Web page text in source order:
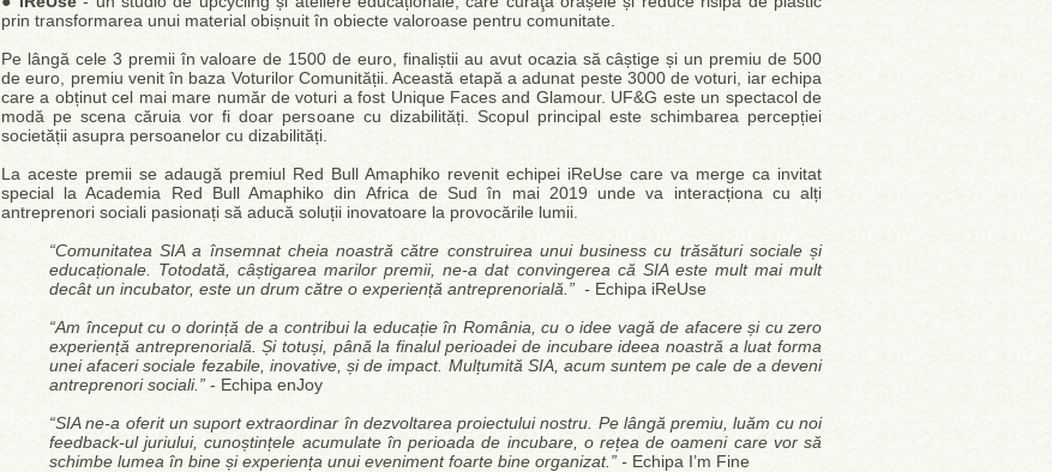
prin transformarea unui material obișnuit în obiecte valoroase pentru comunitate.
Pe lângă cele 3 premii în valoare de 1500 de euro, finaliștii au avut ocazia să câștige și un premiu de 500
de euro, premiu venit în baza Voturilor Comunității. Această etapă a adunat peste 3000 de voturi, iar echipa
care a obținut cel mai mare număr de voturi a fost Unique Faces and Glamour. UF&G este un spectacol de
modă pe scena căruia vor fi doar persoane cu dizabilități. Scopul principal este schimbarea percepției
societății asupra persoanelor cu dizabilități.
La aceste premii se adaugă premiul Red Bull Amaphiko revenit echipei iReUse care va merge ca invitat
special la Academia Red Bull Amaphiko din Africa de Sud în mai 2019 unde va interacționa cu alți
antreprenori sociali pasionați să aducă soluții inovatoare la provocările lumii.
“Comunitatea SIA a însemnat cheia noastră către construirea unui business cu trăsături sociale și
educaționale. Totodată, câștigarea marilor premii, ne-a dat convingerea că SIA este mult mai mult
decât un incubator, este un drum către o experiență antreprenorială.” - Echipa iReUse
“Am început cu o dorință de a contribui la educație în România, cu o idee vagă de afacere și cu zero
experiență antreprenorială. Și totuși, până la finalul perioadei de incubare ideea noastră a luat forma
unei afaceri sociale fezabile, inovative, și de impact. Mulțumită SIA, acum suntem pe cale de a deveni
antreprenori sociali.” - Echipa enJoy
“SIA ne-a oferit un suport extraordinar în dezvoltarea proiectului nostru. Pe lângă premiu, luăm cu noi
feedback-ul juriului, cunoștințele acumulate în perioada de incubare, o rețea de oameni care vor să
schimbe lumea în bine și experiența unui eveniment foarte bine organizat.” - Echipa I’m Fine